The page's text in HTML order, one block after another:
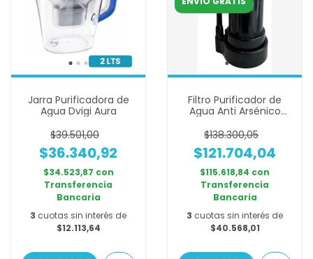
Jarra Purificadora de
Agua Dvigi Aura
$39.501,00
$36.340,92
$34.523,87 con
Transferencia
Bancaria
3 cuotas sin interés de
$12.113,64
Filtro Purificador de
Agua Anti Arsénico
y Dorado
$138.300,05
$121.704,04
$115.618,84 con
Transferencia
Bancaria
3 cuotas sin interés de
$40.568,01